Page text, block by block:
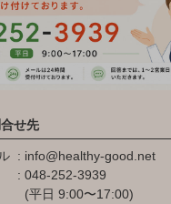
せ先
info@healthy-good.net
048-252-3939
(平日 9:00〜17:00)